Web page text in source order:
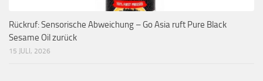
Rückruf: Sensorische Abweichung – Go Asia ruft Pure Black
Sesame Oil zurück
15 JULI, 2026